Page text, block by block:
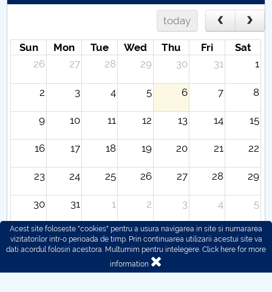
today
Sun Mon Tue Wed Thu Fri
Sat
26
27 28 29 30 31 1
2 3 4 5 6 7 8
9 10 11 12 13 14 15
16 17 18 19 20 21 22
23 24 25 26 27 28 29
30 31 1 2 3 4 5
Acest site foloseste "cookies" pentru a usura navigarea in site si numararea
vizitatorilor intr-o perioada de timp. Prin continuarea utilizarii acestui site va
dati acordul folosiri acestora. Multumim pentru intelegere. Click here for more
information